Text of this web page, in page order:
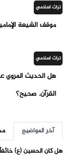
تراث اسلامي
موقف الشيعة
تراث اسلامي
هل الحديث المروي
القرآن. صحيح؟
آخر المواضيع
هل كان الحسين (ع)